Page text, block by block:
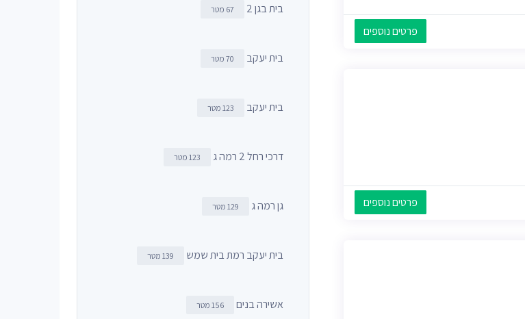
פרטים נוספים
פרטים נוספים
בית בגן 2 67 מטר
בית יעקב 70 מטר
בית יעקב 123 מטר
דרכי רחל 2 רמה ג 123 מטר
גן רמה ג 129 מטר
בית יעקב רמת בית שמש 139 מטר
אשירה בנים 156 מטר